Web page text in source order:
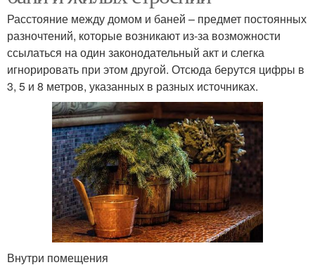
Расстояние между домом и баней – предмет постоянных
разночтений, которые возникают из-за возможности
ссылаться на один законодательный акт и слегка
игнорировать при этом другой. Отсюда берутся цифры в
3, 5 и 8 метров, указанных в разных источниках.
Внутри помещения